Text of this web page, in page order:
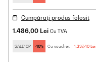
Cumpărați produs folosit
1.486,00 Lei Cu TVA
SALE10P -10% Cu voucher: 1.337,40 Lei